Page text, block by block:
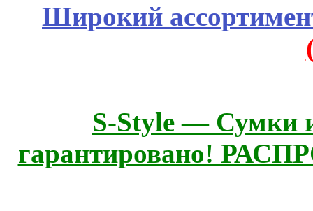
Широкий
S-Style — Сумки
гарантировано!